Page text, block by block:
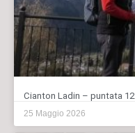
Cianton Ladin – puntata 12
25 Maggio 2026